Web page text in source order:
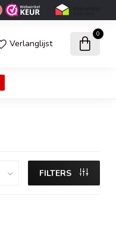
Verlanglijst
0
FILTERS